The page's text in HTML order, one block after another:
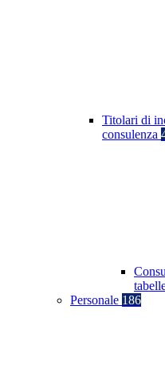
Titolari di
consulenza
Personale 186